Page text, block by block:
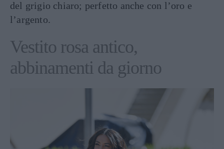
del grigio chiaro; perfetto anche con l’oro e
l’argento.
Vestito rosa antico,
abbinamenti da giorno